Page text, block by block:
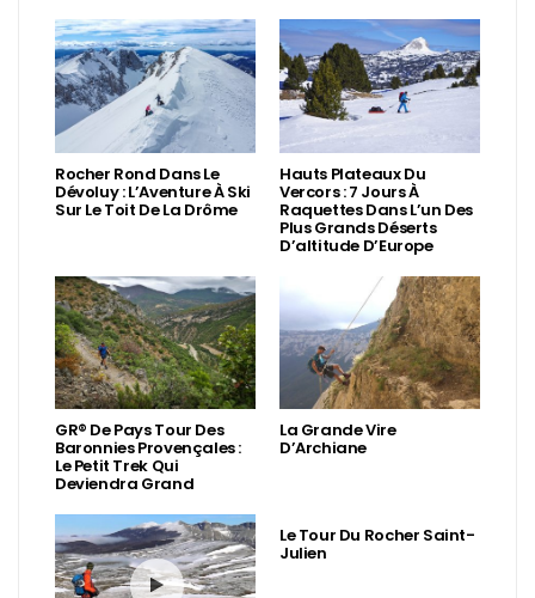
Rocher Rond Dans Le
Dévoluy : L’Aventure À Ski
Sur Le Toit De La Drôme
Hauts Plateaux Du
Vercors : 7 Jours À
Raquettes Dans L’un Des
Plus Grands Déserts
D’altitude D’Europe
GR® De Pays Tour Des
Baronnies Provençales :
Le Petit Trek Qui
Deviendra Grand
La Grande Vire
D’Archiane
Le Tour Du Rocher Saint-
Julien